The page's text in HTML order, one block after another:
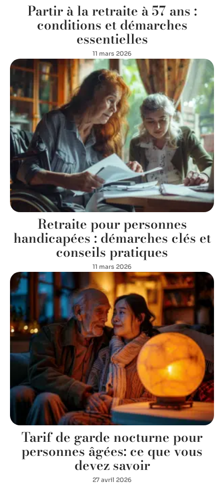
Partir à la retraite à 57 ans :
conditions et démarches
essentielles
11 mars 2026
Retraite pour personnes
handicapées : démarches clés et
conseils pratiques
11 mars 2026
Tarif de garde nocturne pour
personnes âgées: ce que vous
devez savoir
27 avril 2026